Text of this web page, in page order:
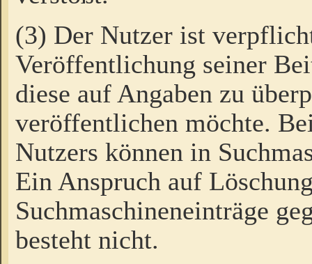
(3) Der Nutzer ist
Veröffentlichung seiner
diese auf Angaben zu
veröffentlichen möchte.
Nutzers können in
Ein Anspruch auf
Suchmaschineneinträge
besteht nicht.